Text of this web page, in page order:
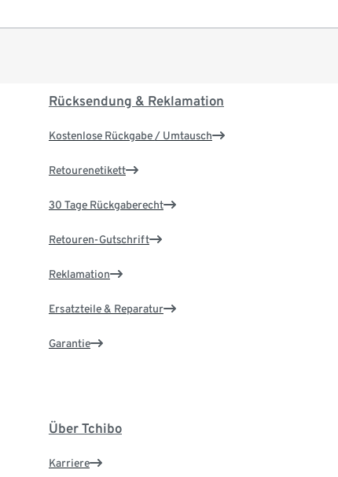
Rücksendung & Reklamation
Kostenlose Rückgabe / Umtausch
Retourenetikett
30 Tage Rückgaberecht
Retouren-Gutschrift
Reklamation
Ersatzteile & Reparatur
Garantie
Über Tchibo
Karriere